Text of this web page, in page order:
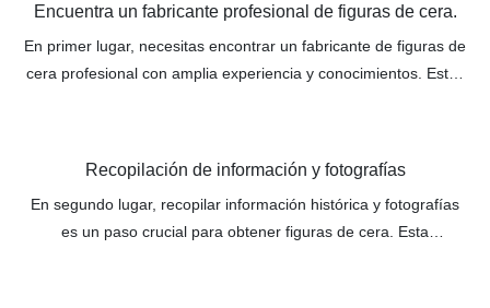
Encuentra un fabricante profesional de figuras de cera.
En primer lugar, necesitas encontrar un fabricante de figuras de
cera profesional con amplia experiencia y conocimientos. Estas
autenticidad y precisión de las figuras.
Recopilación de información y fotografías
En segundo lugar, recopilar información histórica y fotografías
es un paso crucial para obtener figuras de cera. Esta